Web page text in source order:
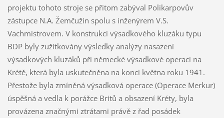
projektu tohoto stroje se přitom zabýval Polikarpovův
zástupce N.A. Žemčužin spolu s inženýrem V.S.
Vachmistrovem. V konstrukci výsadkového kluzáku typu
BDP byly zužitkovány výsledky analýzy nasazení
výsadkových kluzáků při německé výsadkové operaci na
Krétě, která byla uskutečněna na konci května roku 1941.
Přestože byla zmíněná výsadková operace (Operace Merkur)
úspěšná a vedla k porážce Britů a obsazení Kréty, byla
provázena značnými ztrátami právě z řad posádek